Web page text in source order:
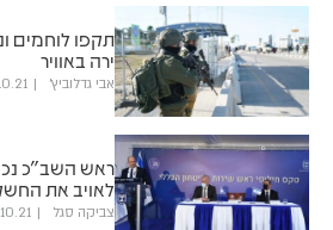
תקפו לוחמים
ירה באוויר
אבי גדלוביץ'
ראש השב"כ
לאויב את
צביקה סגל